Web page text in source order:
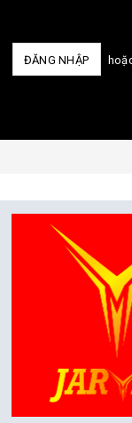
ĐĂNG NHẬP